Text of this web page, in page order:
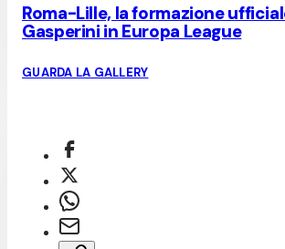
Roma-Lille, la formazione
Gasperini in Europa League
GUARDA LA GALLERY